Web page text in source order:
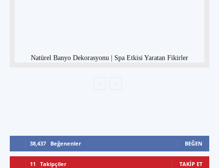
Natürel Banyo Dekorasyonu | Spa Etkisi Yaratan Fikirler
38,437 Beğenenler BEĞEN
11 Takipçiler TAKIP ET